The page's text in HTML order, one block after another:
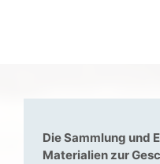
Die Sammlung und
Materialien zur